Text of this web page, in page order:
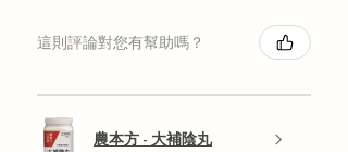
這則評論對您有幫助嗎？
農本方 - 大補陰丸